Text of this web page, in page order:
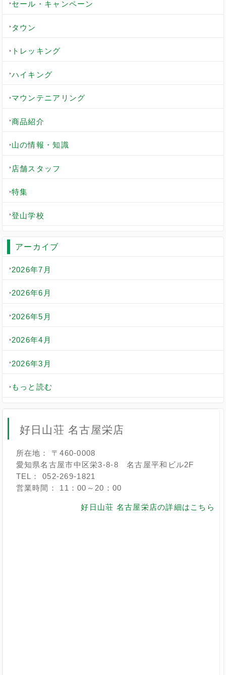
セール・キャンペーン
タウン
トレッキング
ハイキング
マウンテニアリング
商品紹介
山の情報・知識
店舗スタッフ
特集
登山学校
アーカイブ
2026年7月
2026年6月
2026年5月
2026年4月
2026年3月
もっと読む
好日山荘 名古屋栄店
所在地： 〒460-0008
愛知県名古屋市中区栄3-8-8 名古屋平和ビル2F
TEL： 052-269-1821
営業時間： 11：00～20：00
好日山荘 名古屋栄店の詳細はこちら